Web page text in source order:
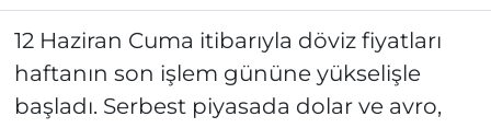
12 Haziran Cuma itibarıyla döviz fiyatları
haftanın son işlem gününe yükselişle
başladı. Serbest piyasada dolar ve avro,